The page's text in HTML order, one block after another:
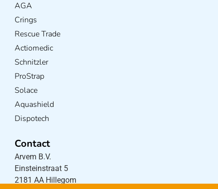
AGA
Crings
Rescue Trade
Actiomedic
Schnitzler
ProStrap
Solace
Aquashield
Dispotech
Contact
Arvem B.V.
Einsteinstraat 5
2181 AA Hillegom